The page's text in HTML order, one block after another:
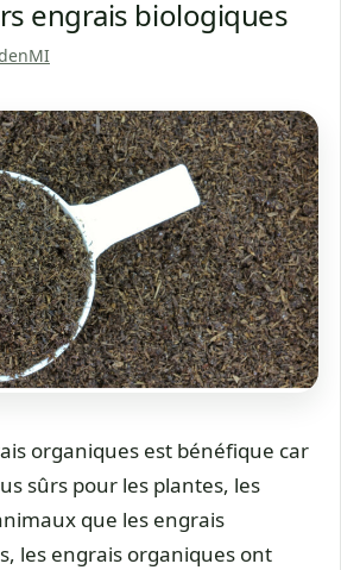
engrais biologiques
organiques est bénéfique car
sûrs pour les plantes, les
que les engrais
les engrais organiques ont